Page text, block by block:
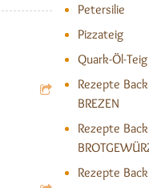
Petersilie
Pizzateig
Quark-Öl-
Rezepte
BREZEN
Rezepte
Rezepte